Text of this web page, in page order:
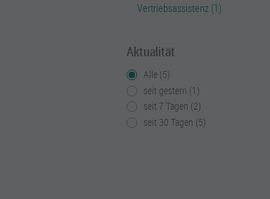
Vertriebsassistenz (1)
Aktualität
Alle (5)
seit gestern (1)
seit 7 Tagen (2)
seit 30 Tagen (5)